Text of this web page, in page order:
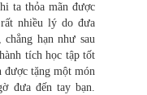
ta thỏa mãn được
nhiều lý do đưa
hạn như sau
tích học tập tốt
được tặng một món
đưa đến tay bạn.